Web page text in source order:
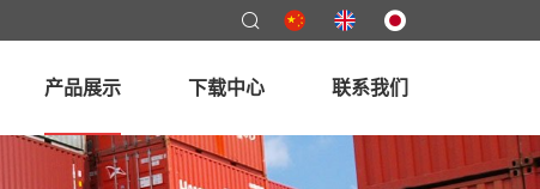
产品展示 下载中心 联系我们